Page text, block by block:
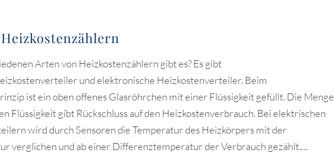
Arten von Heizkostenzählern gibt es? Es gibt
und elektronische Heizkostenverteiler. Beim
ist ein oben offenes Glasröhrchen mit einer Flüssigkeit gefüllt. Die Menge
Flüssigkeit gibt Rückschluss auf den Heizkostenverbrauch. Bei elektrischen
wird durch Sensoren die Temperatur des Heizkörpers mit der
verglichen und ab einer Differenztemperatur der Verbrauch gezählt.…